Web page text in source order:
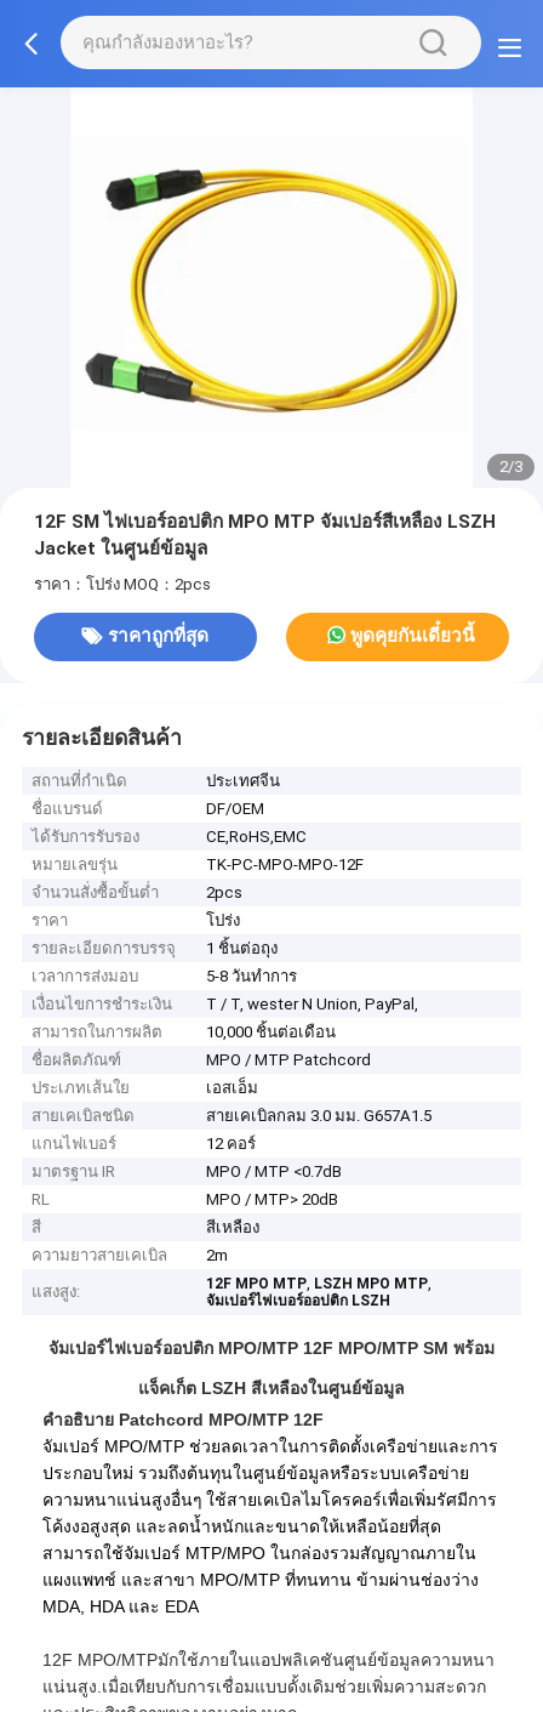
2/3
12F SM ไฟเบอร์ออปติก MPO MTP จัมเปอร์สีเหลือง LSZH
Jacket ในศูนย์ข้อมูล
ราคา：โปร่ง MOQ：2pcs
ราคาถูกที่สุด พูดคุยกันเดี๋ยวนี้
รายละเอียดสินค้า
สถานที่กำเนิด
ประเทศจีน
ชื่อแบรนด์
DF/OEM
ได้รับการรับรอง
CE,RoHS,EMC
หมายเลขรุ่น
TK-PC-MPO-MPO-12F
จำนวนสั่งซื้อขั้นต่ำ
2pcs
ราคา
โปร่ง
รายละเอียดการบรรจุ
1 ชิ้นต่อถุง
เวลาการส่งมอบ
5-8 วันทำการ
เงื่อนไขการชำระเงิน
T / T, wester N Union, PayPal,
สามารถในการผลิต
10,000 ชิ้นต่อเดือน
ชื่อผลิตภัณฑ์
MPO / MTP Patchcord
ประเภทเส้นใย
เอสเอ็ม
สายเคเบิลชนิด
สายเคเบิลกลม 3.0 มม. G657A1.5
แกนไฟเบอร์
12 คอร์
มาตรฐาน IR
MPO / MTP <0.7dB
RL
MPO / MTP> 20dB
สี
สีเหลือง
ความยาวสายเคเบิล
2m
แสงสูง:
12F MPO MTP, LSZH MPO MTP,
จัมเปอร์ไฟเบอร์ออปติก LSZH
จัมเปอร์ไฟเบอร์ออปติก MPO/MTP 12F MPO/MTP SM พร้อม
แจ็คเก็ต LSZH สีเหลืองในศูนย์ข้อมูล
คำอธิบาย Patchcord MPO/MTP 12F
จัมเปอร์ MPO/MTP ช่วยลดเวลาในการติดตั้งเครือข่ายและการ
ประกอบใหม่ รวมถึงต้นทุนในศูนย์ข้อมูลหรือระบบเครือข่าย
ความหนาแน่นสูงอื่นๆ ใช้สายเคเบิลไมโครคอร์เพื่อเพิ่มรัศมีการ
โค้งงอสูงสุด และลดน้ำหนักและขนาดให้เหลือน้อยที่สุด
สามารถใช้จัมเปอร์ MTP/MPO ในกล่องรวมสัญญาณภายใน
แผงแพทช์ และสาขา MPO/MTP ที่ทนทาน ข้ามผ่านช่องว่าง
MDA, HDA และ EDA
12F MPO/MTPมักใช้ภายในแอปพลิเคชันศูนย์ข้อมูลความหนา
แน่นสูง .เมื่อเทียบกับการเชื่อมแบบดั้งเดิมช่วยเพิ่มความสะดวก